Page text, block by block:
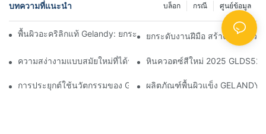
บทความที่แนะนำ ศูนย์ข้อมูล
กรณี
บล็อก
พื้นผิวอะคริลิกแท้ Gelandy: ยกระดับพื้นที่ด้วยการใช้งานที่หลากหลาย
ยกระดับงานฝีมือ สร้างสรรค์คว
ความสง่างามแบบสมัยใหม่ที่ได้รับการนิยามใหม่: สำรวจคุณสมบัติขอ
หินควอตซ์สีใหม่ 2025 GLDS524
การประยุกต์ใช้นวัตกรรมของ Gelandy ในโรงพยาบาล LoyalLee:
ผลิตภัณฑ์พื้นผิวแข็ง GELANDY